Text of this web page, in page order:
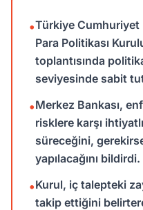
•Türkiye Cumhuriyet
Para Politikası
toplantısında
seviyesinde sabit
•Merkez Bankası,
risklere karşı
süreceğini,
yapılacağını bildirdi.
•Kurul, iç talepteki
takip ettiğini